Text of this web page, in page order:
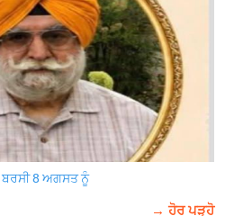
ਬਰਸੀ 8 ਅਗਸਤ ਨੂੰ
→ ਹੋਰ ਪੜ੍ਹੋ